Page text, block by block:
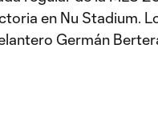
en Nu Stadium.
Germán